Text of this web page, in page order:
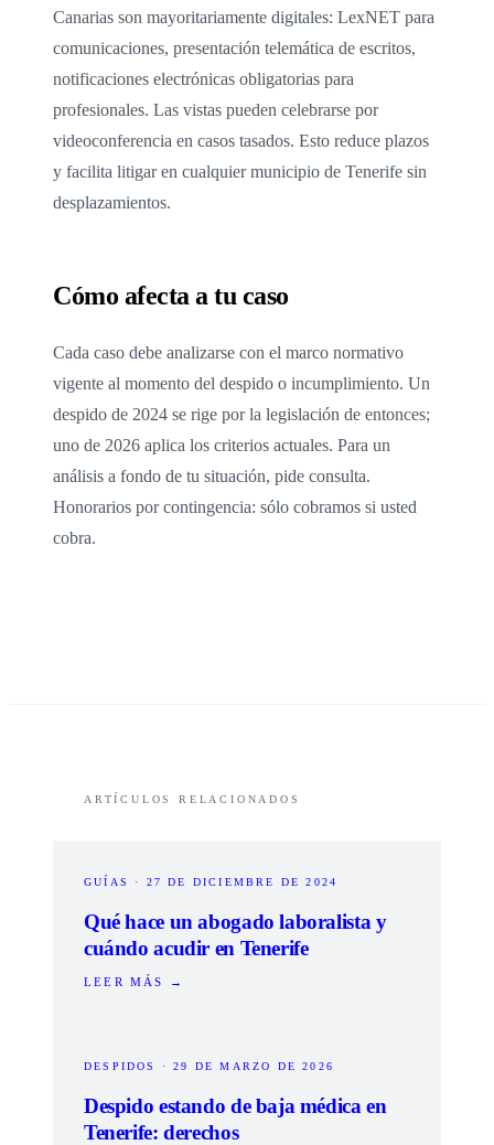
Canarias son mayoritariamente digitales: LexNET para
comunicaciones, presentación telemática de escritos,
notificaciones electrónicas obligatorias para
profesionales. Las vistas pueden celebrarse por
videoconferencia en casos tasados. Esto reduce plazos
y facilita litigar en cualquier municipio de Tenerife sin
desplazamientos.
Cómo afecta a tu caso
Cada caso debe analizarse con el marco normativo
vigente al momento del despido o incumplimiento. Un
despido de 2024 se rige por la legislación de entonces;
uno de 2026 aplica los criterios actuales. Para un
análisis a fondo de tu situación, pide consulta.
Honorarios por contingencia: sólo cobramos si usted
cobra.
ARTÍCULOS RELACIONADOS
GUÍAS · 27 DE DICIEMBRE DE 2024
Qué hace un abogado laboralista y
cuándo acudir en Tenerife
LEER MÁS →
DESPIDOS ·29 DE MARZO DE 2026
Despido estando de baja médica en
Tenerife: derechos